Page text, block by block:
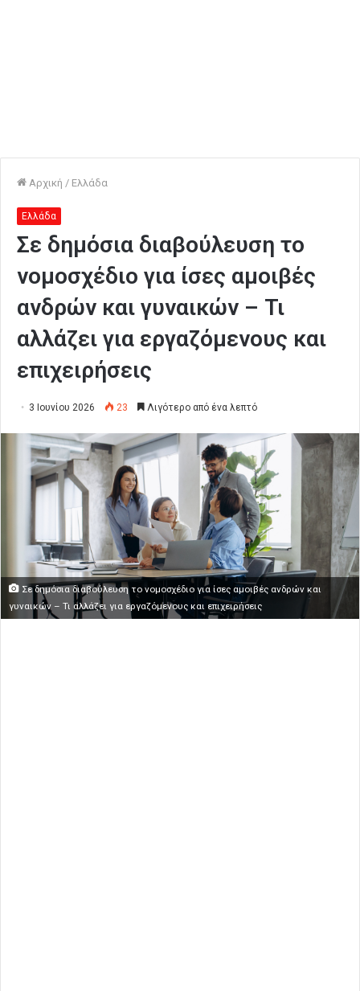
Αρχική / Ελλάδα
Ελλάδα
Σε δημόσια διαβούλευση το
νομοσχέδιο για ίσες αμοιβές
ανδρών και γυναικών – Τι
αλλάζει για εργαζόμενους και
επιχειρήσεις
3 Ιουνίου 2026 23 Λιγότερο από ένα λεπτό
Σε δημόσια διαβούλευση το νομοσχέδιο για ίσες αμοιβές ανδρών και
γυναικών – Τι αλλάζει για εργαζόμενους και επιχειρήσεις